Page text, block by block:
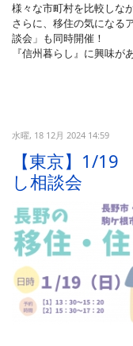
様々な市町村を比較しな
さらに、移住の気になる
談会」も同時開催！
『信州暮らし』に興味
水曜, 18 12月 2024 14:59
【東京】1/
し相談会